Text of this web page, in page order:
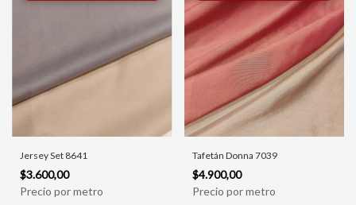
Jersey Set 8641
$3.600,00
Tafetán Donna 7039
$4.900,00